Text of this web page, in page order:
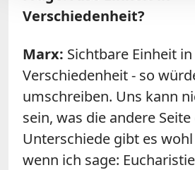
Verschiedenheit?
Marx: Sichtbare Einheit
Verschiedenheit - so
umschreiben. Uns kann
sein, was die andere
Unterschiede gibt es
wenn ich sage: